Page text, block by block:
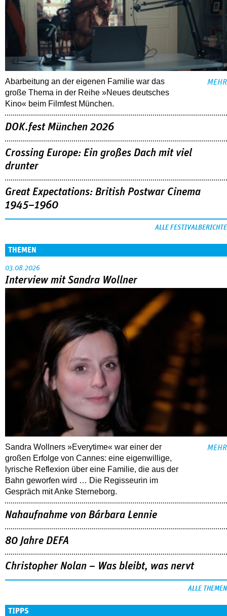
Abarbeitung an der eigenen Familie war das
große Thema in der Reihe »Neues deutsches
Kino« beim Filmfest München.
MEHR
DOK.fest München 2026
Crossing Europe: Ein großes Dach mit viel
drunter
Great Expectations: British Postwar Cinema
1945–1960
ALLE FESTIVALBERICHTE
THEMEN
03.08.2026
Interview mit Sandra Wollner
Sandra Wollners »Everytime« war einer der
großen Erfolge von Cannes: eine eigenwillige,
lyrische Reflexion über eine ­Familie, die aus der
Bahn geworfen wird … Die Regisseurin im
Gespräch mit Anke Sterneborg.
MEHR
Nahaufnahme von Bárbara Lennie
80 Jahre DEFA
Christopher Nolan – Was bleibt, was nervt
ALLE THEMEN
TIPPS